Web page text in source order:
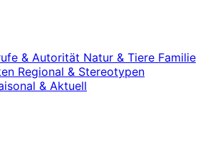
& Autorität Natur & Tiere Familie
Regional & Stereotypen
& Aktuell